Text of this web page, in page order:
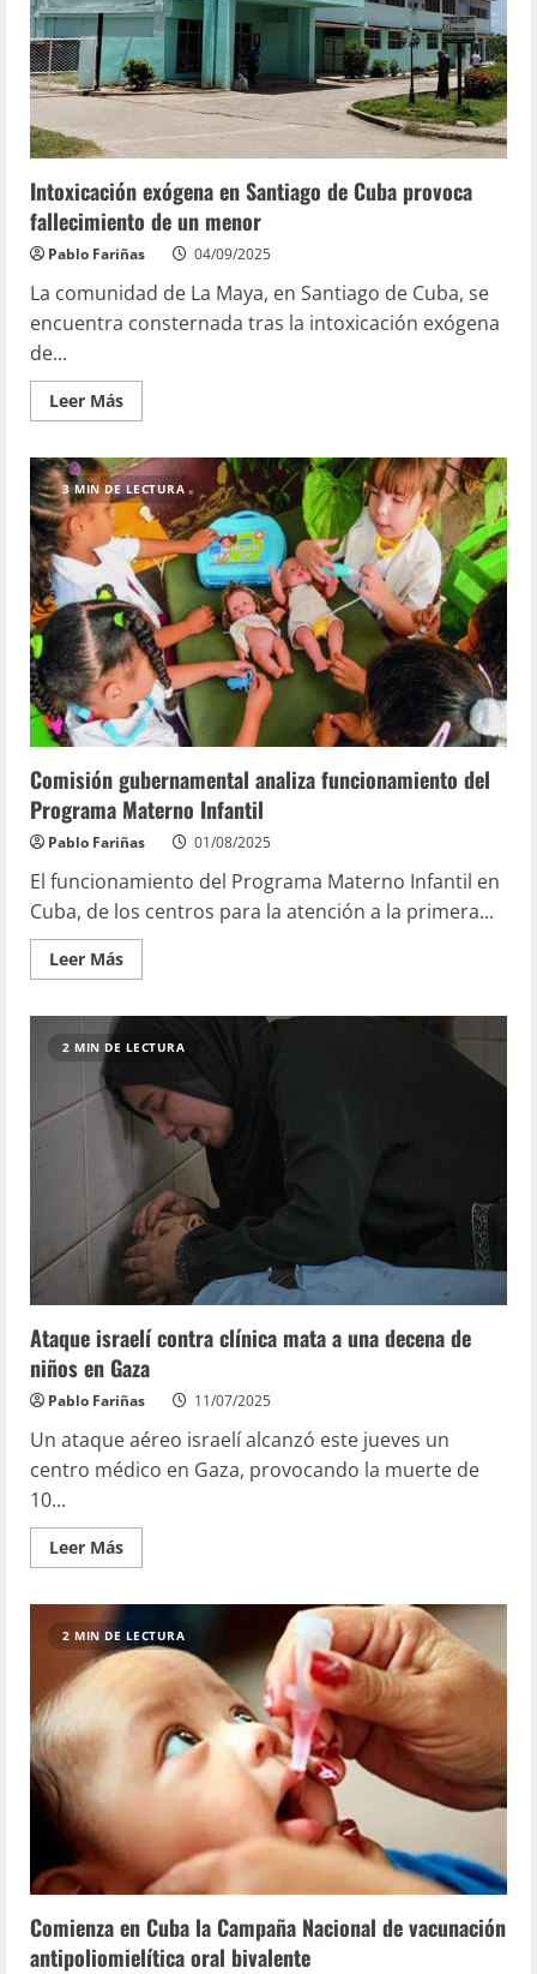
Intoxicación exógena en Santiago de Cuba provoca
fallecimiento de un menor
Pablo Fariñas 04/09/2025
La comunidad de La Maya, en Santiago de Cuba, se
encuentra consternada tras la intoxicación exógena
de...
Leer Más
3 MIN DE LECTURA
Comisión gubernamental analiza funcionamiento del
Programa Materno Infantil
Pablo Fariñas 01/08/2025
El funcionamiento del Programa Materno Infantil en
Cuba, de los centros para la atención a la primera...
Leer Más
2 MIN DE LECTURA
Ataque israelí contra clínica mata a una decena de
niños en Gaza
Pablo Fariñas 11/07/2025
Un ataque aéreo israelí alcanzó este jueves un
centro médico en Gaza, provocando la muerte de
10...
Leer Más
2 MIN DE LECTURA
Comienza en Cuba la Campaña Nacional de vacunación
antipoliomielítica oral bivalente